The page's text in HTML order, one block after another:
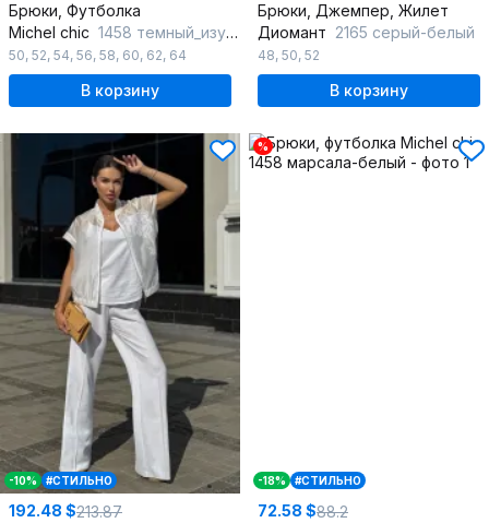
Брюки, Футболка
Michel chic 1458 темный_изумруд_белый
50, 52, 54, 56, 58, 60, 62, 64
В корзину
Брюки, Джемпер, Жилет
Диомант 2165 серый-белый
48, 50, 52
В корзину
-10% #СТИЛЬНО
192.48 $213.87
%
-18% #СТИЛЬНО
72.58 $88.2